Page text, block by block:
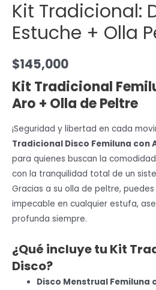
Kit Tradicional:
Estuche + Olla
$145,000
Kit Tradicional
Aro + Olla de Peltre
¡Seguridad y libertad en cada
Tradicional Disco Femiluna con
para quienes buscan la
con la tranquilidad total de un
Gracias a su olla de peltre,
impecable en cualquier estufa,
profunda siempre.
¿Qué incluye tu Kit
Disco?
Disco Menstrual Femiluna